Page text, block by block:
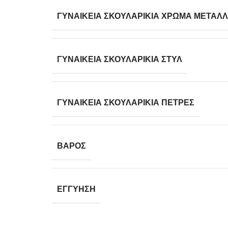
ΓΥΝΑΙΚΕΊΑ ΣΚΟΥΛΑΡΊΚΙΑ ΧΡΏΜΑ
ΓΥΝΑΙΚΕΊΑ ΣΚΟΥΛΑΡΊΚΙΑ ΣΤΎΛ
ΓΥΝΑΙΚΕΊΑ ΣΚΟΥΛΑΡΊΚΙΑ ΠΈΤΡΕΣ
ΒΆΡΟΣ
ΕΓΓΎΗΣΗ